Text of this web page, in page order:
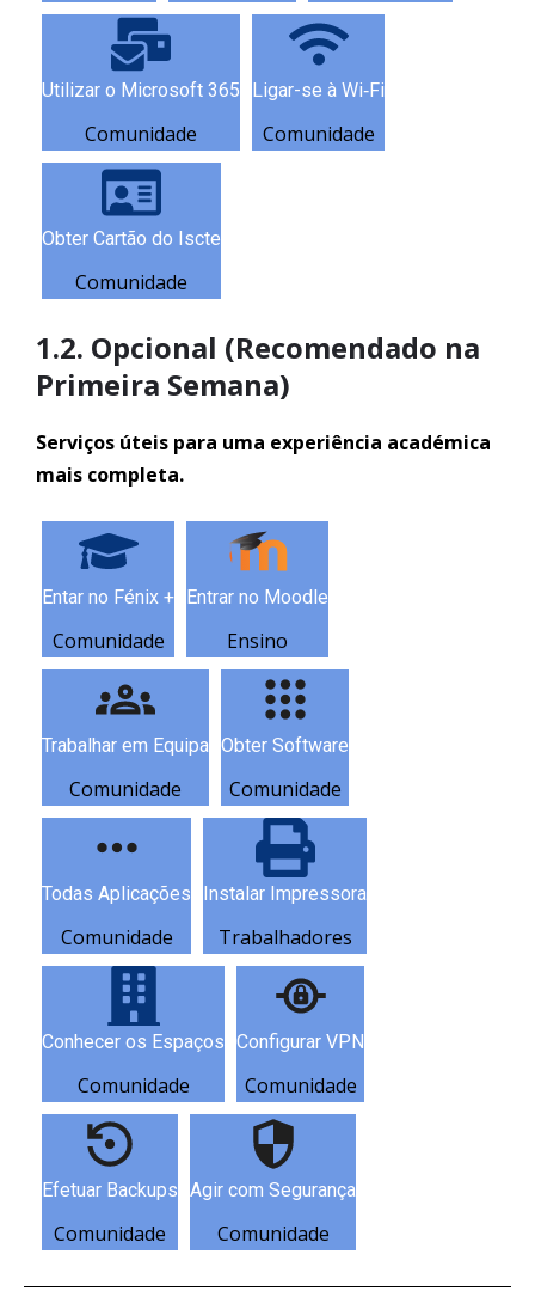
Utilizar o Microsoft 365
Comunidade
Ligar-se à Wi‑Fi
Comunidade
Obter Cartão do Iscte
Comunidade
1.2. Opcional (Recomendado na
Primeira Semana)
Serviços úteis para uma experiência académica
mais completa.
Entar no Fénix +
Comunidade
Entrar no Moodle
Ensino
Trabalhar em Equipa
Comunidade
Obter Software
Comunidade
Todas Aplicações
Comunidade
Instalar Impressora
Trabalhadores
Conhecer os Espaços
Comunidade
Configurar VPN
Comunidade
Efetuar Backups
Comunidade
Agir com Segurança
Comunidade